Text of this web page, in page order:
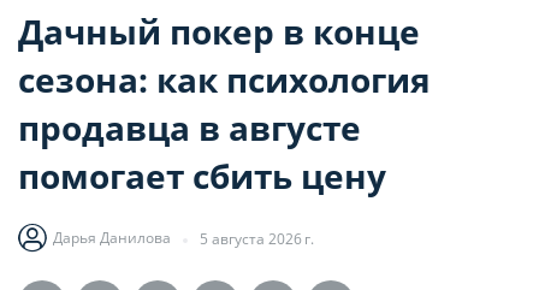
Дачный покер в конце
сезона: как психология
продавца в августе
помогает сбить цену
Дарья Данилова 5 августа 2026 г.